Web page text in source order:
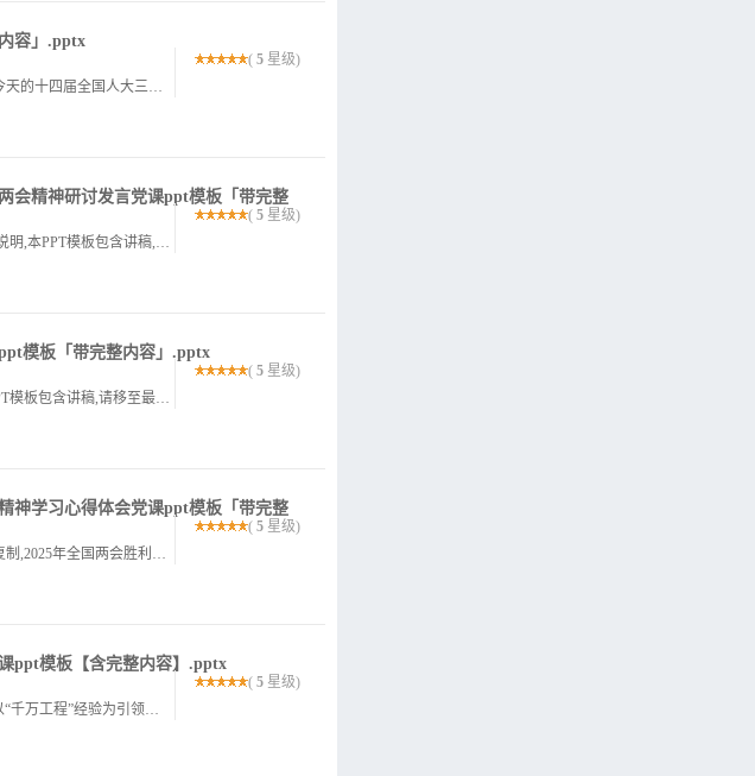
容」.pptx
2025,两高,工作报告,一文速览,关于配套讲稿的说明,本PPT模板包含讲稿,请移至最后1页查阅,复制,在今天的十四届全国人大三次会议第二次全体会议上,最高人民法院院长张军作了最高人民法院工作报告,最.
( 5 星级)
会精神研讨发言党课ppt模板「带完整
学习全国两会精神奋力谱写高质量发展新篇章,学习2025年全国两会精神研讨发言稿,关于配套讲稿的说明,本PPT模板包含讲稿,请移至最后1页查阅,复制,同志们,春潮澎湃启新程,砥砺奋进正当时,2025年全.
( 5 星级)
模板「带完整内容」.pptx
学习两会精神畅谈心得体会,高校学生党员学习2025全国两会精神体会集锦,关于配套讲稿的说明,本PPT模板包含讲稿,请移至最后1页查阅,复制,春潮澎湃启新程,万众瞩目聚京城,2025年全国两会于3月4日.
( 5 星级)
神学习心得体会党课ppt模板「带完整
深学细悟两会精神实干担当时代使命,关于配套讲稿的说明,本PPT模板包含讲稿,请移至最后1页查阅,复制,2025年全国两会胜利召开,为新时代新征程锚定了发展航向,作为一名党员干部,我通过深入学习习近平总.
( 5 星级)
ppt模板【含完整内容】.pptx
数说铁路帮扶,聚焦两会热词“乡村全面振兴”,政府工作报告明确提出“深入推进乡村全面振兴”，强调以“千万工程”经验为引领，聚焦农业增效益、农村增活力、农民增收入。,2025年全国两会期间，乡村全面振兴成.
( 5 星级)